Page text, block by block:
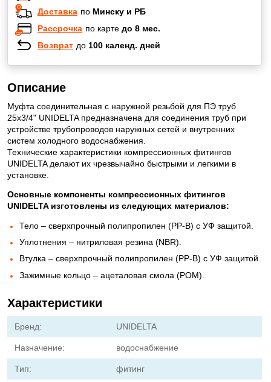
Доставка по Минску и РБ
Рассрочка по карте до 8 мес.
Возврат до 100 календ. дней
Описание
Муфта соединительная с наружной резьбой для ПЭ труб
25х3/4" UNIDELTA предназначена для соединения труб при
устройстве трубопроводов наружных сетей и внутренних
систем холодного водоснабжения.
Технические характеристики компрессионных фитингов
UNIDELTA делают их чрезвычайно быстрыми и легкими в
установке.
Основные компоненты компрессионных фитингов
UNIDELTA изготовлены из следующих материалов:
Тело – сверхпрочный полипропилен (PP-B) с УФ защитой.
Уплотнения – нитриловая резина (NBR).
Втулка – сверхпрочный полипропилен (PP-B) с УФ защитой.
Зажимные кольцо – ацеталовая смола (POM).
Характеристики
Бренд: UNIDELTA
Назначение: водоснабжение
Тип: фитинг